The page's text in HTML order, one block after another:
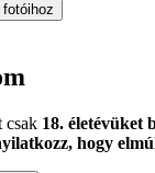
csak 18. életévüket
hogy